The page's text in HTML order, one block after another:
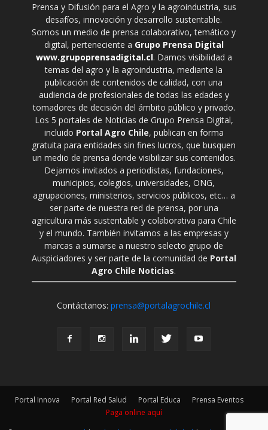
Prensa y Difusión para el Agro y la agroindustria, sus
desafíos, innovación y desarrollo sustentable.
Somos un medio de prensa colaborativo, temático y
digital, perteneciente a Grupo Prensa Digital
www.grupoprensadigital.cl. Damos visibilidad a
temas del agro y la agroindustria, mediante la
publicación de contenidos de calidad, con una
audiencia de profesionales de todas las edades y
tomadores de decisión del ámbito público y privado.
Los 5 portales de Noticias de Grupo Prensa Digital,
incluido Portal Agro Chile, publican en forma
gratuita para entidades sin fines lucros, que busquen
un medio de prensa donde visibilizar sus contenidos.
Dejamos invitados a periodistas, fundaciones,
municipios, colegios, universidades, ONG,
agrupaciones, ministerios, servicios públicos, etc… a
ser parte de nuestra red de prensa, por una
agricultura más sustentable y colaborativa para Chile
y el mundo. También invitamos a las empresas y
marcas a sumarse a nuestro selecto grupo de
Auspiciadores y ser parte de la comunidad de Portal
Agro Chile Noticias.
Contáctanos:prensa@portalagrochile.cl
Portal Innova Portal Red Salud Portal Educa
Prensa Eventos
Paga online aquí